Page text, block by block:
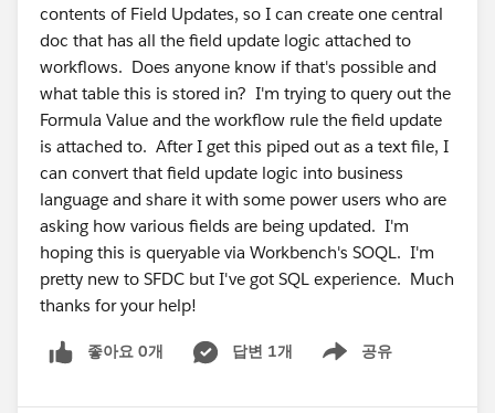
contents of Field Updates, so I can create one central
doc that has all the field update logic attached to
workflows. Does anyone know if that's possible and
what table this is stored in? I'm trying to query out the
Formula Value and the workflow rule the field update
is attached to. After I get this piped out as a text file, I
can convert that field update logic into business
language and share it with some power users who are
asking how various fields are being updated. I'm
hoping this is queryable via Workbench's SOQL. I'm
pretty new to SFDC but I've got SQL experience. Much
thanks for your help!
좋아요 0개 답변 1개 공유
Show menu